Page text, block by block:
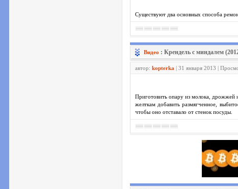
Существуют два основных способа
Видео : Крендель с миндалем
автор: kopterka | 31 января 2013 |
Приготовить опару из молока, дрожжей
желткам добавить размягченное,
чтобы оно отставало от стенок посуды.